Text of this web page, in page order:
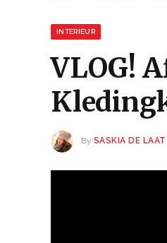
INTERIEUR
VLOG!
By SASKIA DE LAAT